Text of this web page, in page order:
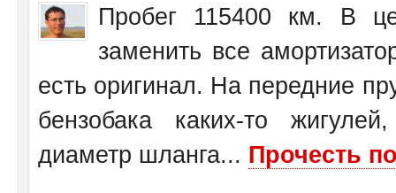
Пробег 115400 км. В
заменить все
есть оригинал. На передние
бензобака каких-то
диаметр шланга... Прочесть